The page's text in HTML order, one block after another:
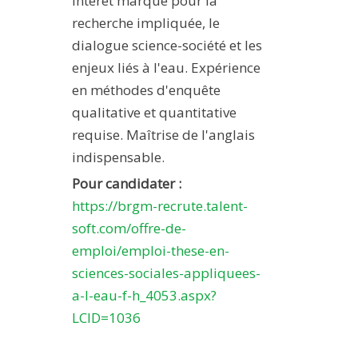
recherche impliquée, le
dialogue science-société et les
enjeux liés à l'eau. Expérience
en méthodes d'enquête
qualitative et quantitative
requise. Maîtrise de l'anglais
indispensable.
Pour candidater :
https://brgm-recrute.talent-
soft.com/offre-de-
emploi/emploi-these-en-
sciences-sociales-appliquees-
a-l-eau-f-h_4053.aspx?
LCID=1036